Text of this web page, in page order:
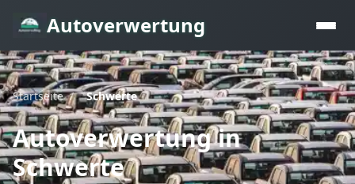
Autoverwertung
Startseite / Schwerte
Autoverwertungin
Schwerte